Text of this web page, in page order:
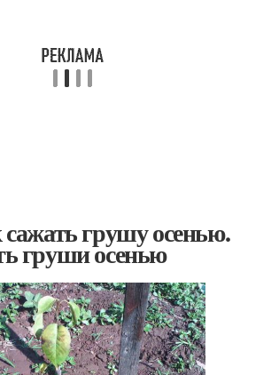
грушу осенью.
груши осенью